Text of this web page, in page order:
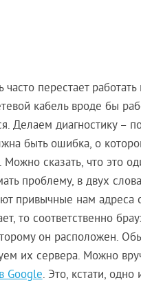
перестает
кабель вроде бы
Делаем диагностику –
быть ошибка, о
Можно сказать, что это
проблему, в двух
привычные нам адреса
то соответственно
он расположен.
их сервера. Можно
Google. Это, кстати,